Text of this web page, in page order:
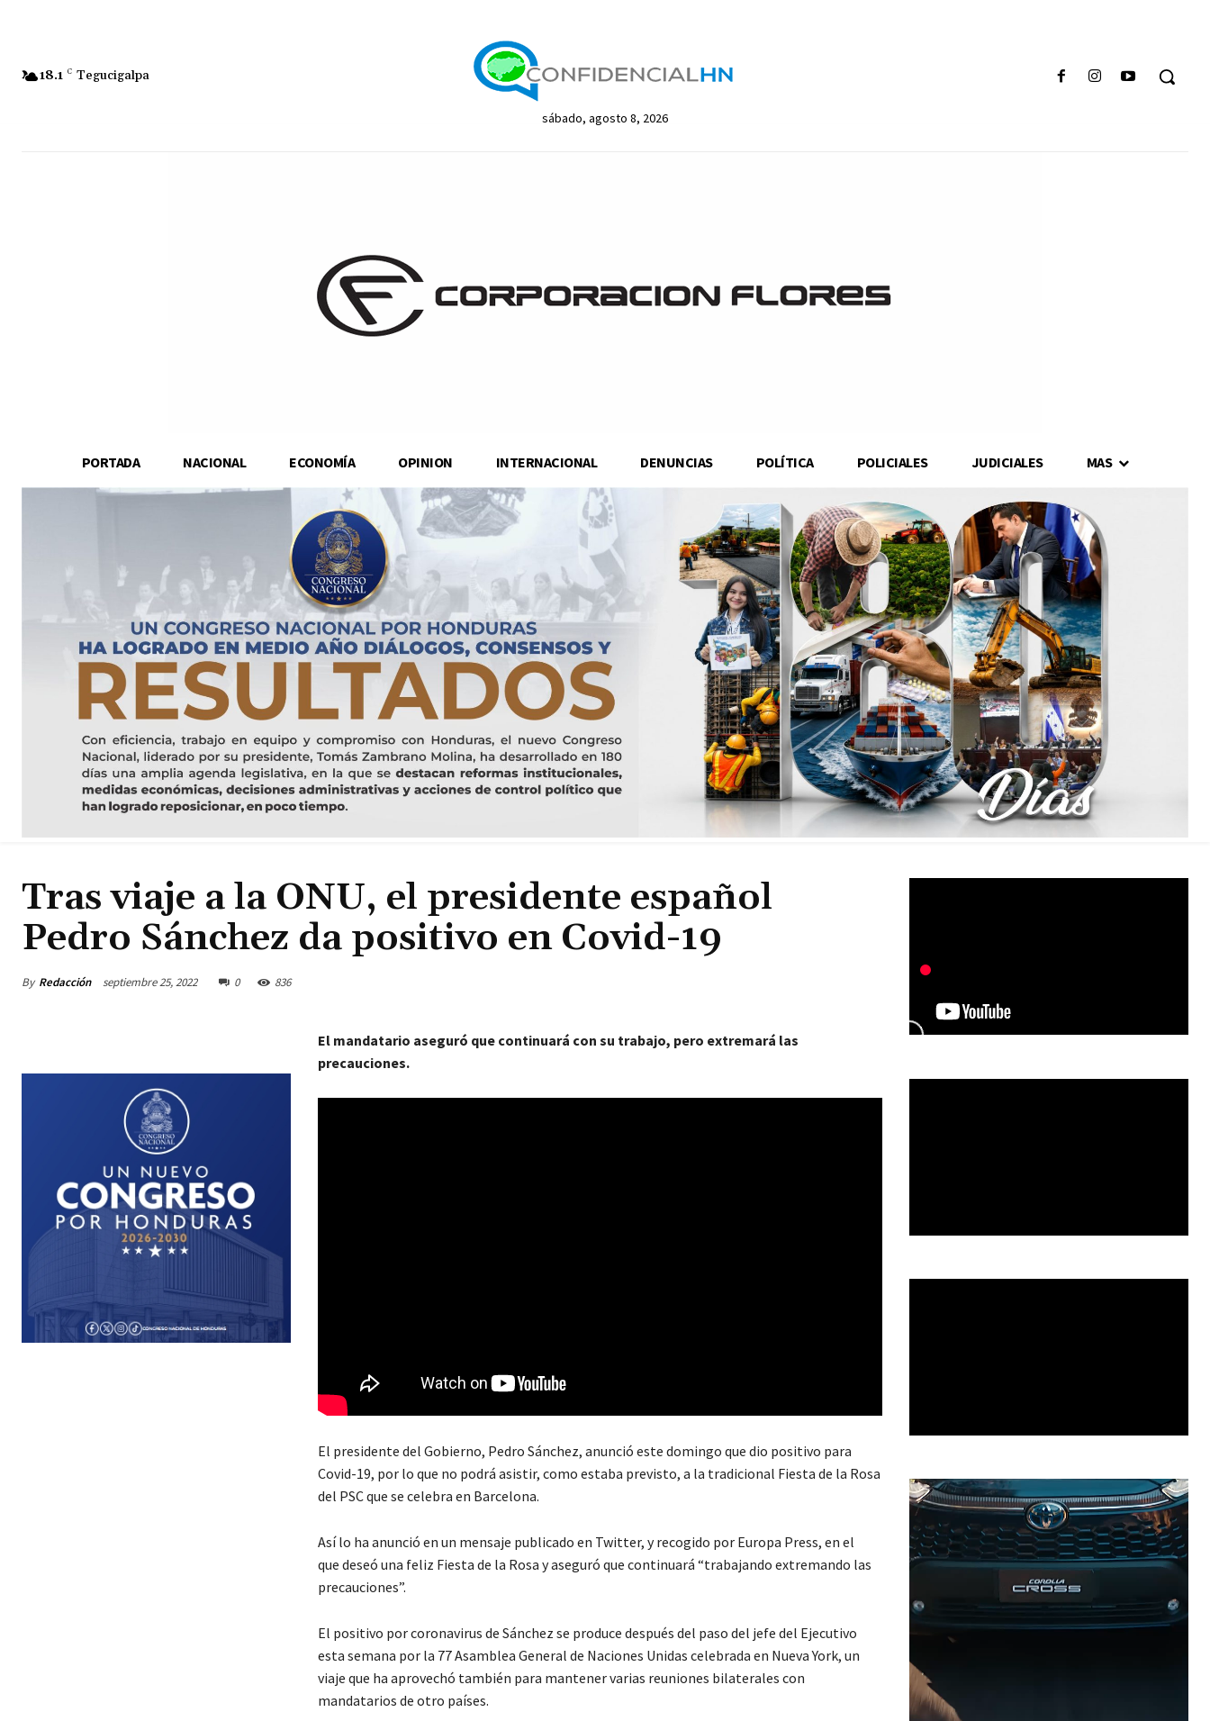
18.1 C Tegucigalpa
sábado, agosto 8, 2026
PORTADA NACIONAL ECONOMÍA OPINION INTERNACIONAL DENUNCIAS POLÍTICA POLICIALES JUDICIALES MAS
Tras viaje a la ONU, el presidente español
Pedro Sánchez da positivo en Covid-19
By Redacción septiembre 25, 2022 0 836
El mandatario aseguró que continuará con su trabajo, pero extremará las
precauciones.
El presidente del Gobierno, Pedro Sánchez, anunció este domingo que dio positivo para
Covid-19, por lo que no podrá asistir, como estaba previsto, a la tradicional Fiesta de la Rosa
del PSC que se celebra en Barcelona.
Así lo ha anunció en un mensaje publicado en Twitter, y recogido por Europa Press, en el
que deseó una feliz Fiesta de la Rosa y aseguró que continuará “trabajando extremando las
precauciones”.
El positivo por coronavirus de Sánchez se produce después del paso del jefe del Ejecutivo
esta semana por la 77 Asamblea General de Naciones Unidas celebrada en Nueva York, un
viaje que ha aprovechó también para mantener varias reuniones bilaterales con
mandatarios de otro países.